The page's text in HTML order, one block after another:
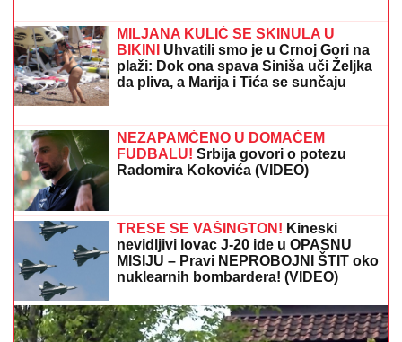
njegovu verenicu, a on poručuje šta
mu je JEDINO VAŽNO: "U tome je
istina"
NEOČEKIVANO UKLJUČENJE MUSTAFE
DURDŽIĆA!
Pred svima progovorio o VIDEO-POZIVU
sa Majom Marinković u večernjim satima: "MEVLIDA
JE LJUTA"
ZA PAR SATI STIŽE NEVREME U
OVAJ DEO SRBIJE:Spremite se za